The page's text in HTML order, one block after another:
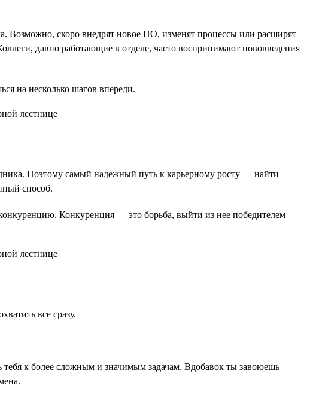
Возможно, скоро внедрят новое ПО, изменят процессы или расширят
давно работающие в отделе, часто воспринимают нововведения
на несколько шагов впереди.
Поэтому самый надежный путь к карьерному росту — найти
способ.
Конкуренция — это борьба, выйти из нее победителем
все сразу.
тебя к более сложным и значимым задачам. Вдобавок ты завоюешь